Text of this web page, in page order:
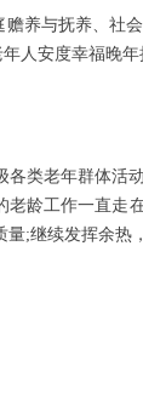
养与抚养、社
人安度幸福晚年
类老年群体活
龄工作一直走
;继续发挥余热